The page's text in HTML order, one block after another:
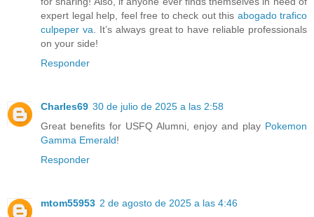
expert legal help, feel free to check out this abogado trafico
culpeper va . It’s always great to have reliable professionals
on your side!
Responder
Charles69 30 de julio de 2025 a las 2:58
Great benefits for USFQ Alumni, enjoy and play Pokemon
Gamma Emerald!
Responder
mtom55953 2 de agosto de 2025 a las 4:46